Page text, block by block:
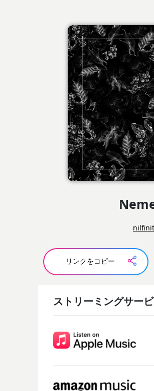
リンクをコピー
ストリーミングサー